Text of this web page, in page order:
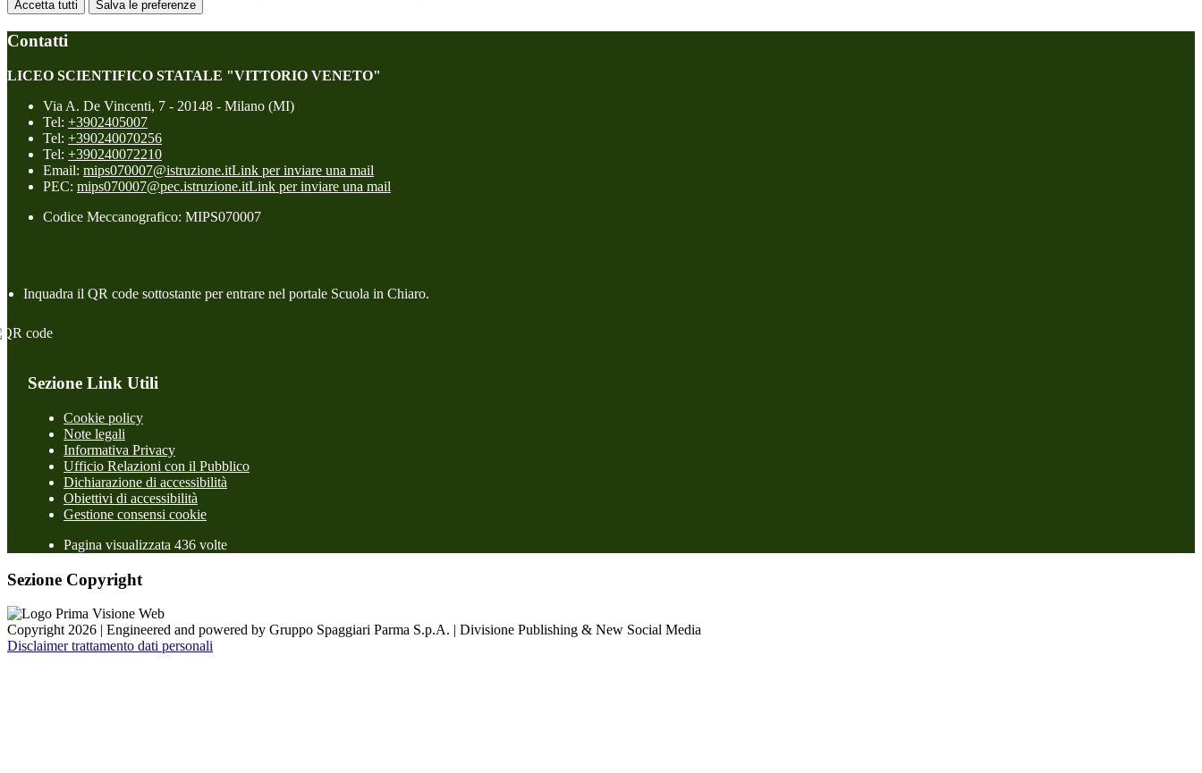
Accetta tutti Salva le preferenze
Contatti
LICEO SCIENTIFICO STATALE "VITTORIO VENETO"
Via A. De Vincenti, 7 - 20148 - Milano (MI)
Tel: +3902405007
Tel: +390240070256
Tel: +390240072210
Email: mips070007@istruzione.itLink per inviare una mail
PEC: mips070007@pec.istruzione.itLink per inviare una mail
Codice Meccanografico: MIPS070007
Inquadra il QR code sottostante per entrare nel portale Scuola in Chiaro.
Sezione Link Utili
Cookie policy
Note legali
Informativa Privacy
Ufficio Relazioni con il Pubblico
Dichiarazione di accessibilità
Obiettivi di accessibilità
Gestione consensi cookie
Pagina visualizzata 436 volte
Sezione Copyright
Copyright 2026 | Engineered and powered by Gruppo Spaggiari Parma S.p.A. | Divisione Publishing & New Social Media
Disclaimer trattamento dati personali